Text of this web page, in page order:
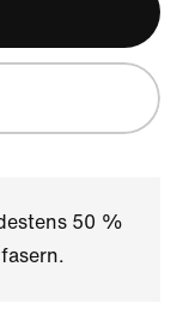
50 %